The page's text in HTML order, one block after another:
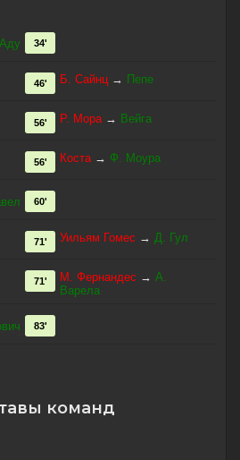
34'
Б. Сайнц → Пепе
46'
Р. Мора→ Вейга
56'
Коста→ Ф. Моура
56'
60'
Уильям Гомес → Д. Гул
71'
М. Фернандес → А.
Варела
71'
83'
команд